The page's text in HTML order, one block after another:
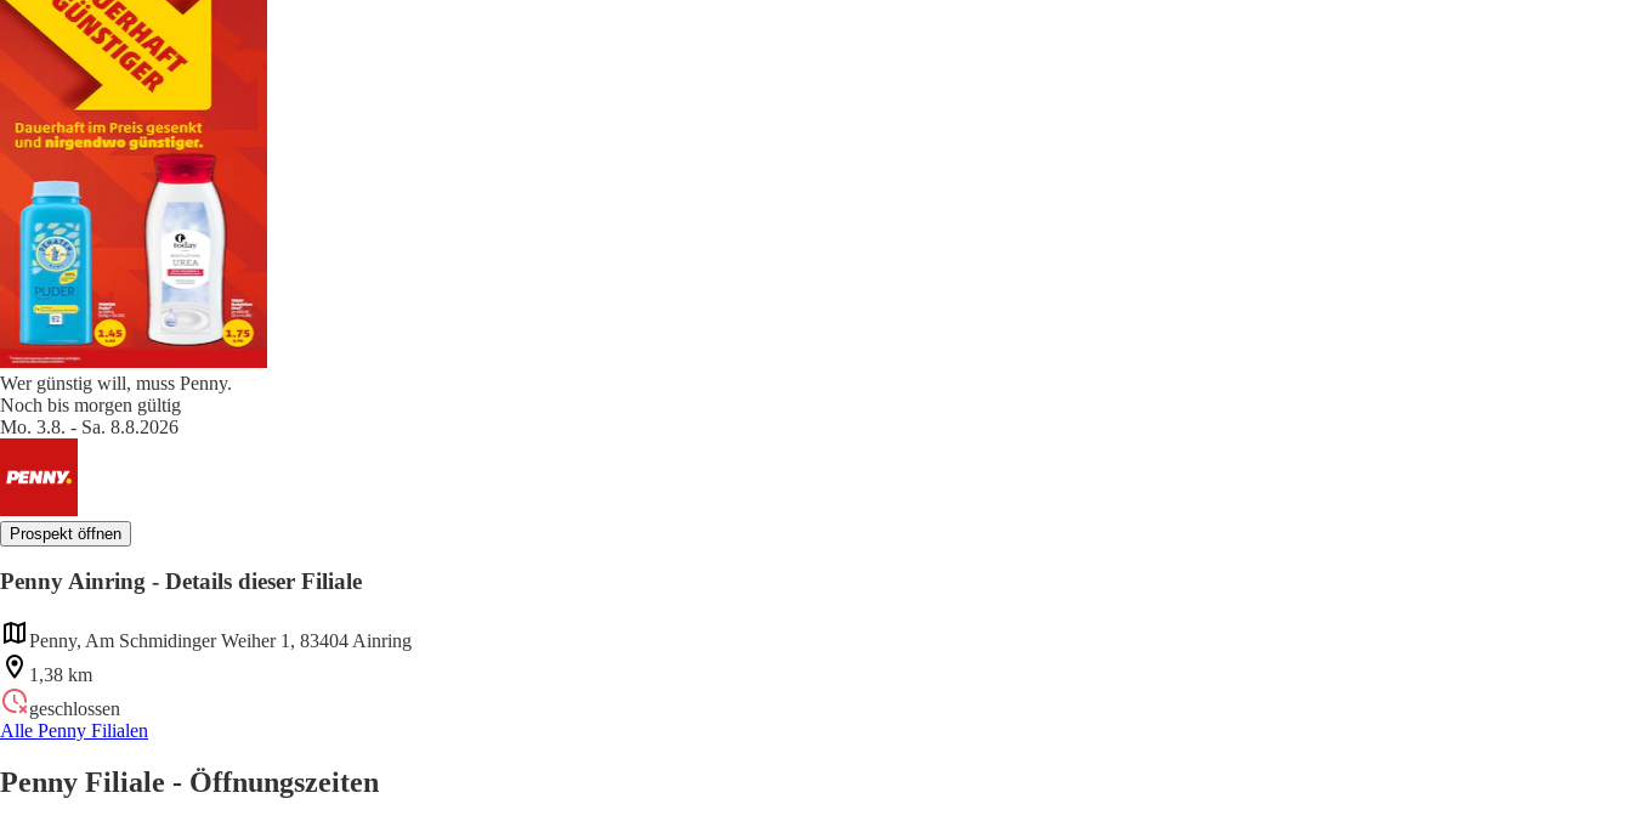
Wer günstig will, muss Penny.
Noch bis morgen gültig
Mo. 3.8. - Sa. 8.8.2026
Prospekt öffnen
Penny Ainring - Details dieser Filiale
Penny, Am Schmidinger Weiher 1, 83404 Ainring
1,38 km
geschlossen
Alle Penny Filialen
Penny Filiale - Öffnungszeiten